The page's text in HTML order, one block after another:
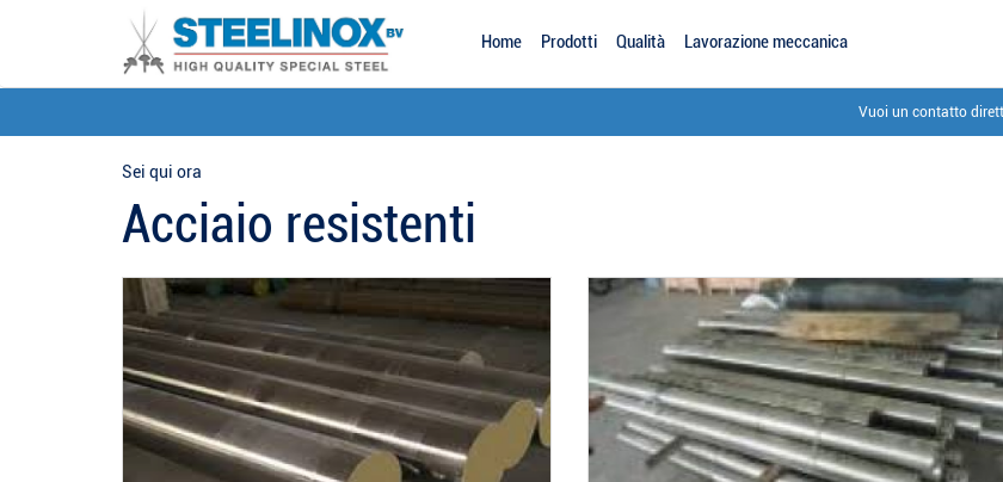
Home Prodotti Qualità Lavorazione meccanica
Vuoi un contatto
Sei qui ora
Acciaio resistenti